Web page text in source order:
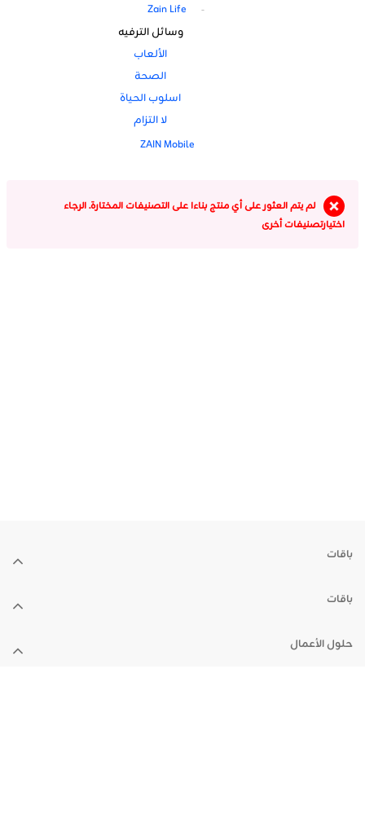
Zain Life
وسائل الترفيه
الألعاب
الصحة
اسلوب الحياة
لا التزام
ZAIN Mobile
لم يتم العثور على أي منتج بناءا على التصنيفات المختارة. الرجاء
اختيارتصنيفات أخرى
باقات
باقات
حلول الأعمال